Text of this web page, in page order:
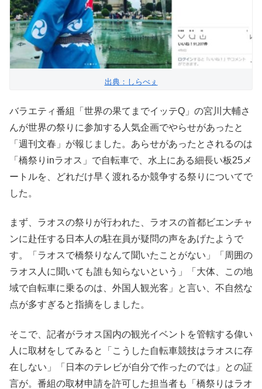
出典：しらべぇ
バラエティ番組「世界の果てまでイッテQ」の宮川大輔さ
んが世界の祭りに参加する人気企画でやらせがあったと
「週刊文春」が報じました。あらせがあったとされるのは
「橋祭りinラオス」で自転車で、水上にある細長い板25メ
ートルを、どれだけ早く渡れるか競争する祭りについてで
した。
まず、ラオスの祭りが行われた、ラオスの首都ビエンチャ
ンに赴任する日本人の駐在員が疑問の声をあげたようで
す。「ラオスで橋祭りなんて聞いたことがない」「周囲の
ラオス人に聞いても誰も知らないという」「大体、この地
域で自転車に乗るのは、外国人観光客」と言い、不自然な
点が多すぎると指摘をしました。
そこで、記者がラオス国内の観光イベントを管轄する偉い
人に取材をしてみると「こうした自転車競技はラオスに存
在しない」「日本のテレビが自分で作ったのでは」との証
言が。番組の取材申請を許可した担当者も「橋祭りはラオ